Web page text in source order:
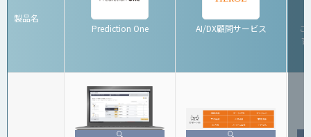
製品名
Prediction One
AI/DX顧問サービス
こ